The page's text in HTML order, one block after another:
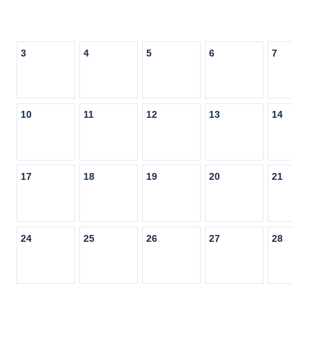
3 4 5 6 7
10 11 12 13 14
17 18 19 20 21
24 25 26 27 28